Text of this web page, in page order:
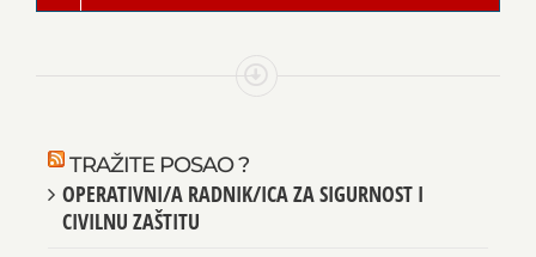
TRAŽITE POSAO ?
OPERATIVNI/A RADNIK/ICA ZA SIGURNOST I
CIVILNU ZAŠTITU